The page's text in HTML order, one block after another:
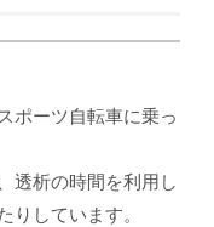
ポーツ自転車に乗っ
透析の時間を利用し
りしています。